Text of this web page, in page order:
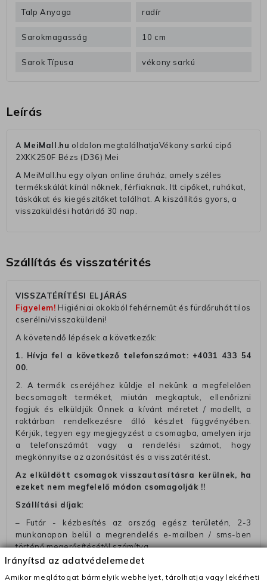
Talp Anyaga radír
Sarokmagasság 10 cm
Sarok Típusa vékony sarkú
Leírás
A MeiMall.hu oldalon megtalálhatjaVékony sarkú cipő
2XKK250F Bézs (D36) Mei
A MeiMall.hu egy olyan online áruház, amely széles
termékskálát kínál nőknek, férfiaknak. Itt cipőket, ruhákat,
táskákat és kiegészítőket találhat. A kiszállítás gyors, a
visszaküldési határidő 30 nap.
Szállítás és visszatérités
VISSZATÉRÍTÉSI ELJÁRÁS
Figyelem! Higiéniai okokból fehérneműt és fürdőruhát tilos
cserélni/visszaküldeni!
A követendő lépések a következők:
1. Hívja fel a következő telefonszámot: +4031 433 54
00.
2. A termék cseréjéhez küldje el nekünk a megfelelően
becsomagolt terméket, miután megkaptuk, ellenőrizni
fogjuk és elküldjük Önnek a kívánt méretet / modellt, a
raktárban rendelkezésre álló készlet függvényében.
Kérjük, tegyen egy megjegyzést a csomagba, amelyen irja
a telefonszámát vagy a rendelési számot, hogy
megkönnyitse az azonósitást és a visszatéritést.
Az elküldött csomagok visszautasításra kerülnek, ha
ezeket nem megfelelő módon csomagolják !!
Szállítási díjak:
– Futár - kézbesítés az ország egész területén, 2-3
munkanapon belül a megrendelés e-mailben / sms-ben
történő megerősítésétől számítva
– Szállítás 1700 Ft (+400 Ft utánvéttel)
Irányítsd az adatvédelemedet
Amikor meglátogat bármelyik webhelyet, tárolhatja vagy lekérheti